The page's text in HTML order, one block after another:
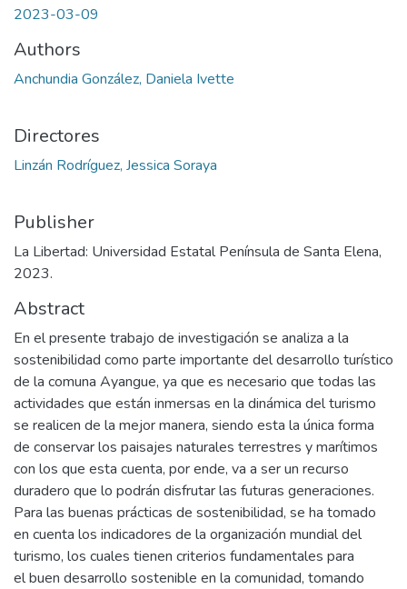
2023-03-09
Authors
Anchundia González, Daniela Ivette
Directores
Linzán Rodríguez, Jessica Soraya
Publisher
La Libertad: Universidad Estatal Península de Santa Elena,
2023.
Abstract
En el presente trabajo de investigación se analiza a la
sostenibilidad como parte importante del desarrollo turístico
de la comuna Ayangue, ya que es necesario que todas las
actividades que están inmersas en la dinámica del turismo
se realicen de la mejor manera, siendo esta la única forma
de conservar los paisajes naturales terrestres y marítimos
con los que esta cuenta, por ende, va a ser un recurso
duradero que lo podrán disfrutar las futuras generaciones.
Para las buenas prácticas de sostenibilidad, se ha tomado
en cuenta los indicadores de la organización mundial del
turismo, los cuales tienen criterios fundamentales para
el buen desarrollo sostenible en la comunidad, tomando